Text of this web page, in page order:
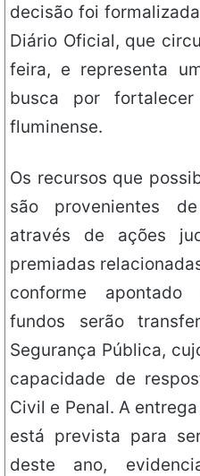
decisão foi
Diário Oficial, que
feira, e representa
busca por
fluminense.
Os recursos que
são provenientes
através de ações
premiadas
conforme
fundos serão
Segurança Pública,
capacidade de
Civil e Penal. A
está prevista para
deste ano,